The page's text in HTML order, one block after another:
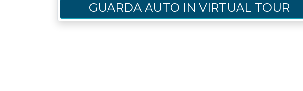
GUARDA AUTO IN VIRTUAL TOUR